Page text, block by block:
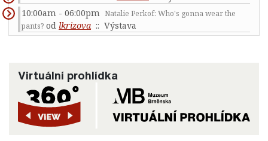
10:00am - 06:00pm Natalie Perkof: Who's gonna wear the
pants? od lkrizova :: Výstava
Virtuální prohlídka